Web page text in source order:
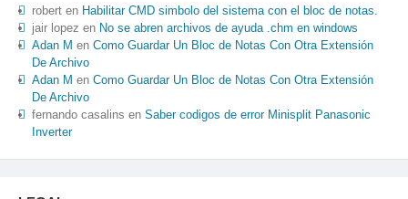
de
jugar
…
roberten Habilitar CMD simbolo del sistema con el bloc de notas.
jair lopez en No se abren archivos de ayuda .chm en windows
Adan M en Como Guardar Un Bloc de Notas Con Otra Extensión
De Archivo
Adan M en Como Guardar Un Bloc de Notas Con Otra Extensión
De Archivo
fernando casalins en Saber codigos de error Minisplit Panasonic
Inverter